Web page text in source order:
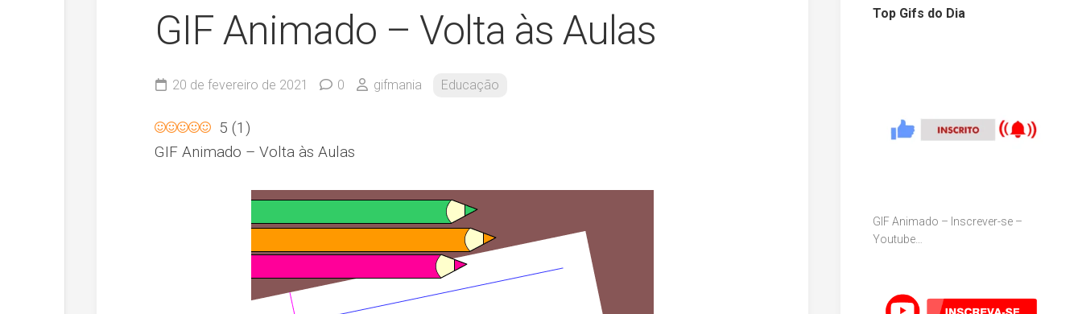
GIF Animado – Volta às Aulas
20 de fevereiro de 2021 0 gifmania Educação
5 (1 )
GIF Animado – Volta às Aulas
Top Gifs do Dia
GIF Animado – Inscrever-se –
Youtube…